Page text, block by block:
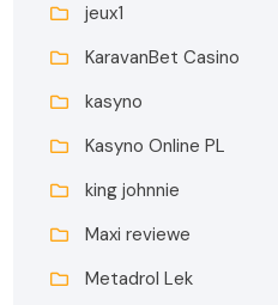
jeux1
KaravanBet Casino
kasyno
Kasyno Online PL
king johnnie
Maxi reviewe
Metadrol Lek